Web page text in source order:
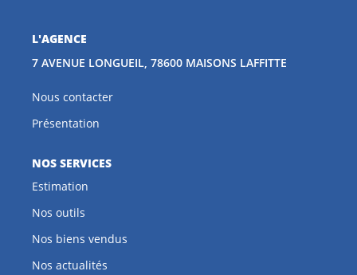
L'AGENCE
7 AVENUE LONGUEIL, 78600 MAISONS LAFFITTE
Nous contacter
Présentation
NOS SERVICES
Estimation
Nos outils
Nos biens vendus
Nos actualités